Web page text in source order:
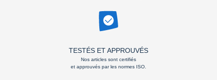
TESTÉS ET APPROUVÉS
Nos articles sont certifiés
et approuvés par les normes ISO.